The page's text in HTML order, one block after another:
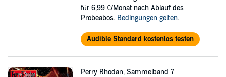
für 6,99 €/Monat nach Ablauf des
Probeabos. Bedingungen gelten.
Audible Standard kostenlos testen
Perry Rhodan, Sammelband 7